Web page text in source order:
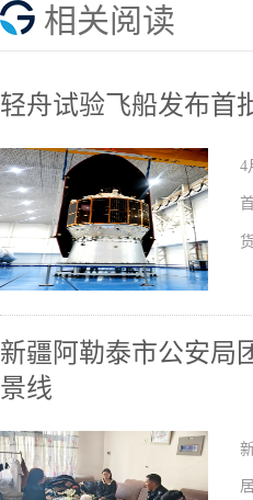
相关阅读
轻舟试验飞船发布首
4
货
新疆阿勒泰市公安局
景线